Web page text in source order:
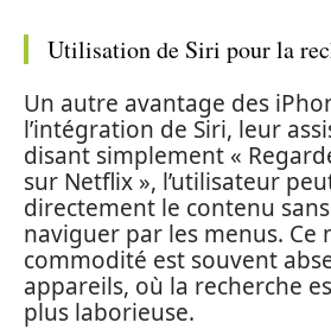
Utilisation de Siri pour la
Un autre avantage des
l’intégration de Siri, leur
disant simplement «
sur Netflix », l’utilisateur
directement le contenu
naviguer par les menus. Ce
commodité est souvent
appareils, où la recherche
plus laborieuse.